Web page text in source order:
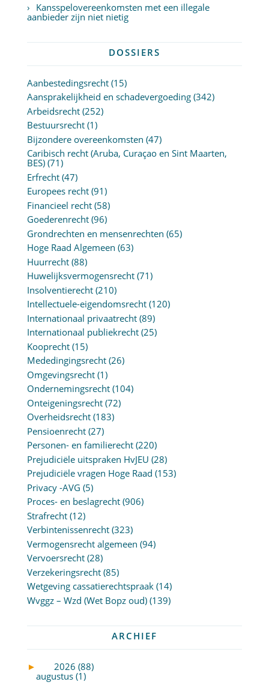
Kansspelovereenkomsten met een illegale
aanbieder zijn niet nietig
DOSSIERS
Aanbestedingsrecht(15)
Aansprakelijkheid en schadevergoeding(342)
Arbeidsrecht(252)
Bestuursrecht(1)
Bijzondere overeenkomsten (47)
Caribisch recht (Aruba, Curaçao en Sint Maarten,
BES)(71)
Erfrecht(47)
Europees recht(91)
Financieel recht(58)
Goederenrecht(96)
Grondrechten en mensenrechten (65)
Hoge Raad Algemeen (63)
Huurrecht(88)
Huwelijksvermogensrecht(71)
Insolventierecht(210)
Intellectuele-eigendomsrecht(120)
Internationaal privaatrecht(89)
Internationaal publiekrecht(25)
Kooprecht(15)
Mededingingsrecht(26)
Omgevingsrecht(1)
Ondernemingsrecht(104)
Onteigeningsrecht(72)
Overheidsrecht(183)
Pensioenrecht(27)
Personen- en familierecht(220)
Prejudiciële uitspraken HvJEU (28)
Prejudiciële vragen Hoge Raad (153)
Privacy -AVG (5)
Proces- en beslagrecht(906)
Strafrecht(12)
Verbintenissenrecht(323)
Vermogensrecht algemeen (94)
Vervoersrecht(28)
Verzekeringsrecht(85)
Wetgeving cassatierechtspraak(14)
Wvggz – Wzd (Wet Bopz oud)(139)
ARCHIEF
►
2026 (88)
augustus (1)